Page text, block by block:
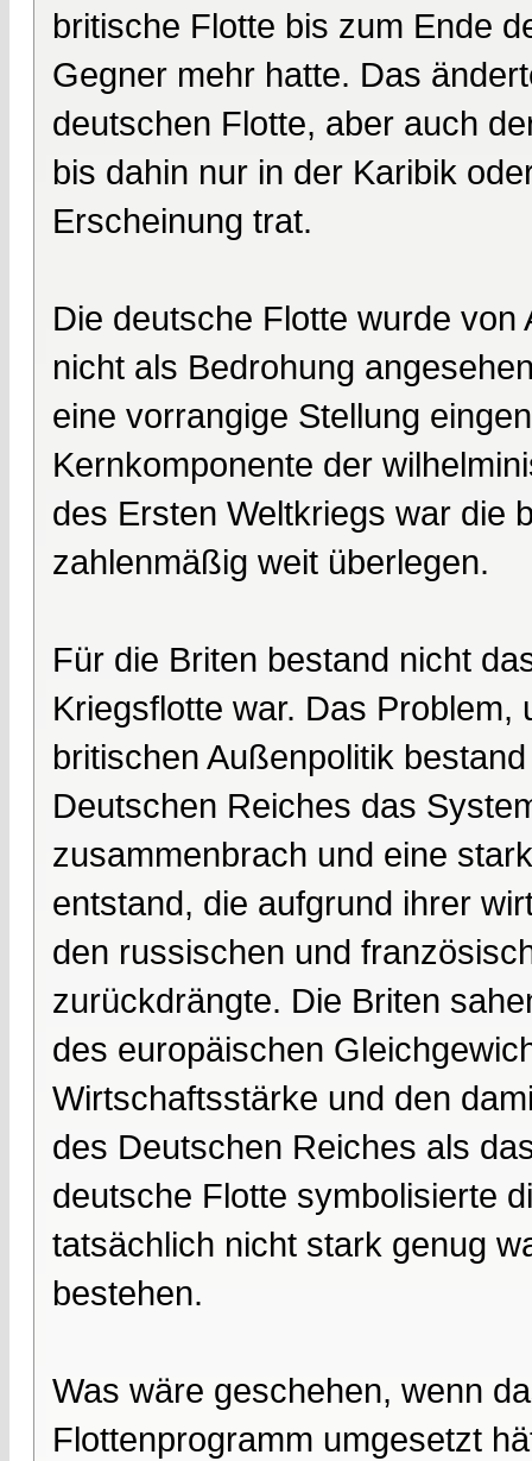
britische Flotte bis zum Ende
Gegner mehr hatte. Das
deutschen Flotte, aber auch
bis dahin nur in der Karibik
Erscheinung trat.
Die deutsche Flotte wurde
nicht als Bedrohung
eine vorrangige Stellung
Kernkomponente der
des Ersten Weltkriegs war die
zahlenmäßig weit überlegen.
Für die Briten bestand nicht
Kriegsflotte war. Das
britischen Außenpolitik
Deutschen Reiches das
zusammenbrach und eine
entstand, die aufgrund ihrer
den russischen und
zurückdrängte. Die Briten
des europäischen
Wirtschaftsstärke und den
des Deutschen Reiches als
deutsche Flotte symbolisierte
tatsächlich nicht stark genug
bestehen.
Was wäre geschehen, wenn
Flottenprogramm umgesetzt